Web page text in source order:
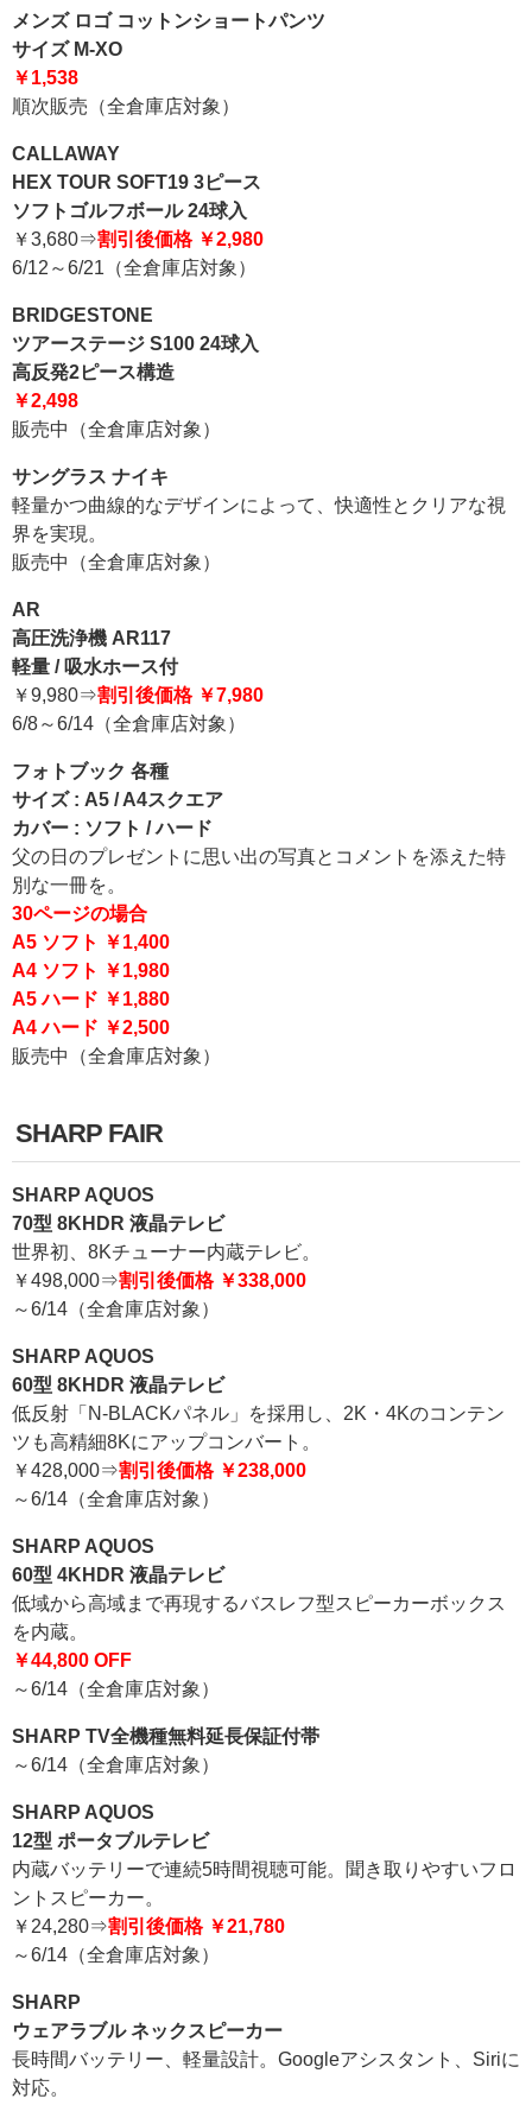
メンズ ロゴ コットンショートパンツ
サイズ M-XO
￥1,538
順次販売（全倉庫店対象）
CALLAWAY
HEX TOUR SOFT19 3ピース
ソフトゴルフボール 24球入
￥3,680⇒割引後価格 ￥2,980
6/12～6/21（全倉庫店対象）
BRIDGESTONE
ツアーステージ S100 24球入
高反発2ピース構造
￥2,498
販売中（全倉庫店対象）
サングラス ナイキ
軽量かつ曲線的なデザインによって、快適性とクリアな視
界を実現。
販売中（全倉庫店対象）
AR
高圧洗浄機 AR117
軽量 / 吸水ホース付
￥9,980⇒割引後価格 ￥7,980
6/8～6/14（全倉庫店対象）
フォトブック 各種
サイズ : A5 / A4スクエア
カバー : ソフト / ハード
父の日のプレゼントに思い出の写真とコメントを添えた特
別な一冊を。
30ページの場合
A5 ソフト ￥1,400
A4 ソフト ￥1,980
A5 ハード ￥1,880
A4 ハード ￥2,500
販売中（全倉庫店対象）
SHARP FAIR
SHARP AQUOS
70型 8KHDR 液晶テレビ
世界初、8Kチューナー内蔵テレビ。
￥498,000⇒割引後価格 ￥338,000
～6/14（全倉庫店対象）
SHARP AQUOS
60型 8KHDR 液晶テレビ
低反射「N-BLACKパネル」を採用し、2K・4Kのコンテン
ツも高精細8Kにアップコンバート。
￥428,000⇒割引後価格 ￥238,000
～6/14（全倉庫店対象）
SHARP AQUOS
60型 4KHDR 液晶テレビ
低域から高域まで再現するバスレフ型スピーカーボックス
を内蔵。
￥44,800 OFF
～6/14（全倉庫店対象）
SHARP TV全機種無料延長保証付帯
～6/14（全倉庫店対象）
SHARP AQUOS
12型 ポータブルテレビ
内蔵バッテリーで連続5時間視聴可能。聞き取りやすいフロ
ントスピーカー。
￥24,280⇒割引後価格 ￥21,780
～6/14（全倉庫店対象）
SHARP
ウェアラブル ネックスピーカー
長時間バッテリー、軽量設計。Googleアシスタント、Siriに
対応。